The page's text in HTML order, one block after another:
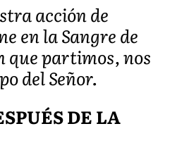
acción de
en la Sangre de
que partimos, nos
del Señor.
DE LA